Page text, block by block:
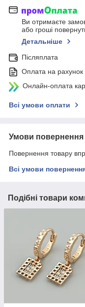
Ви отримаєте
або гроші
Детальніше
Післяплата
Оплата на рахунок
Онлайн-оплата
Всі умови оплати
Умови повернення
Повернення товару
Всі умови
Подібні товари